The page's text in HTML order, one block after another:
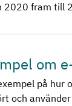
2020 fram till
om
på hur
och